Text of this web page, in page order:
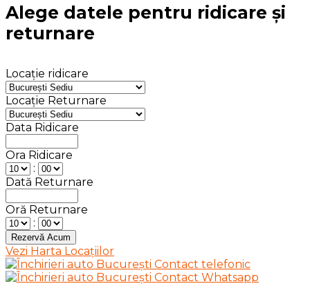
Alege datele pentru ridicare și
returnare
Locație ridicare
Locație Returnare
Data Ridicare
Ora Ridicare
:
Dată Returnare
Oră Returnare
:
Vezi Harta Locațiilor